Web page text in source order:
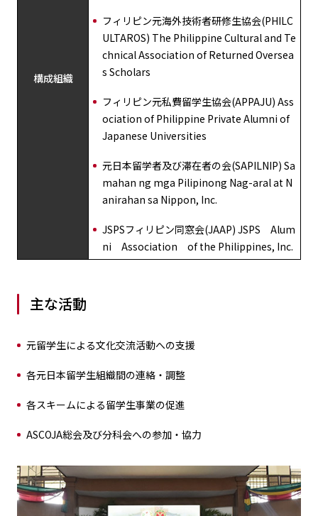
構成組織
フィリピン元海外技術者研修生協会(PHILC
ULTAROS) The Philippine Cultural and Te
chnical Association of Returned Oversea
s Scholars
フィリピン元私費留学生協会(APPAJU) Ass
ociation of Philippine Private Alumni of
Japanese Universities
元日本留学者及び滞在者の会(SAPILNIP) Sa
mahan ng mga Pilipinong Nag-aral at N
anirahan sa Nippon, Inc.
JSPSフィリピン同窓会(JAAP) JSPS Alum
ni Association of the Philippines, Inc.
主な活動
元留学生による文化交流活動への支援
各元日本留学生組織間の連絡・調整
各スキームによる留学生事業の促進
ASCOJA総会及び分科会への参加・協力